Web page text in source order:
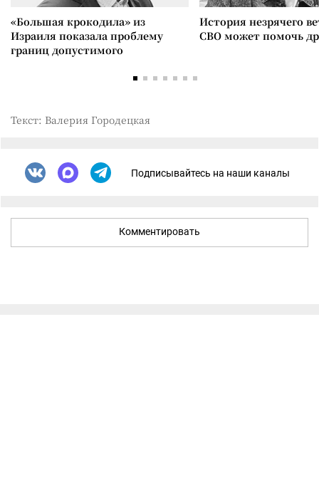
«Большая крокодила» из
Израиля показала проблему
границ допустимого
История незрячего
СВО может помочь
Текст: Валерия Городецкая
Подписывайтесь на наши каналы
Комментировать